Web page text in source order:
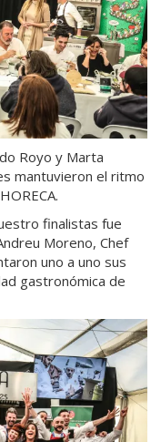
Royo y Marta
mantuvieron el ritmo
finalistas fue
Moreno, Chef
uno a uno sus
gastronómica de